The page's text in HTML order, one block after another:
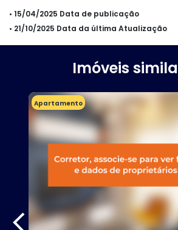
• 15/04/2025 Data de publicação
• 21/10/2025 Data da última Atualização
Imóveis
Apartamento